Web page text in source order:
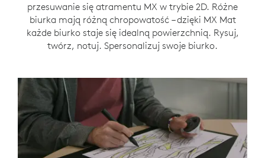
przesuwanie się atramentu MX w trybie 2D. Różne
biurka mają różną chropowatość – dzięki MX Mat
każde biurko staje się idealną powierzchnią. Rysuj,
twórz, notuj. Spersonalizuj swoje biurko.